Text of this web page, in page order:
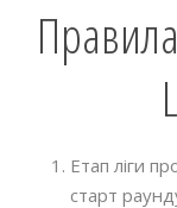
Етап ліги
старт